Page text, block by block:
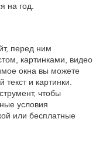
на год.
перед ним
картинками, видео
окна вы можете
и картинки.
чтобы
условия
или бесплатные